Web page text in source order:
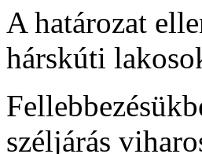
A határozat
hárskúti
széljárás